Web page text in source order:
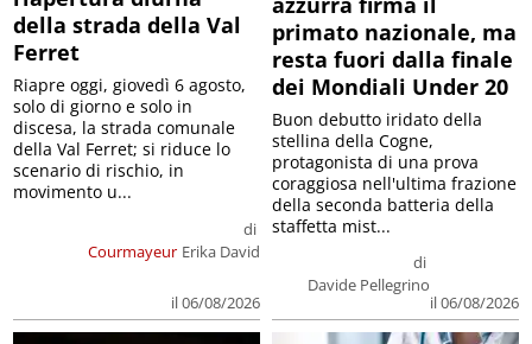
della strada della Val
Ferret
Courmayeur
di
Erika David
il 06/08/2026
Riapre oggi, giovedì 6 agosto,
solo di giorno e solo in
discesa, la strada comunale
della Val Ferret; si riduce lo
scenario di rischio, in
movimento u...
primato nazionale, ma
resta fuori dalla finale
dei Mondiali Under 20
di
Davide Pellegrino
il 06/08/2026
Buon debutto iridato della
stellina della Cogne,
protagonista di una prova
coraggiosa nell'ultima frazione
della seconda batteria della
staffetta mist...